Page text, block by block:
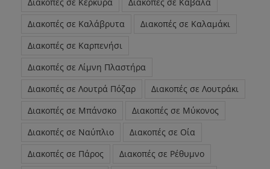
Διακοπές σε Καλάβρυτα
Διακοπές σε Καλαμάκι
Διακοπές σε Καρπενήσι
Διακοπές σε Λίμνη Πλαστήρα
Διακοπές σε Λουτρά Πόζαρ
Διακοπές σε Λουτράκι
Διακοπές σε Μπάνσκο
Διακοπές σε Μύκονος
Διακοπές σε Ναύπλιο
Διακοπές σε Οία
Διακοπές σε Πάρος
Διακοπές σε Ρέθυμνο